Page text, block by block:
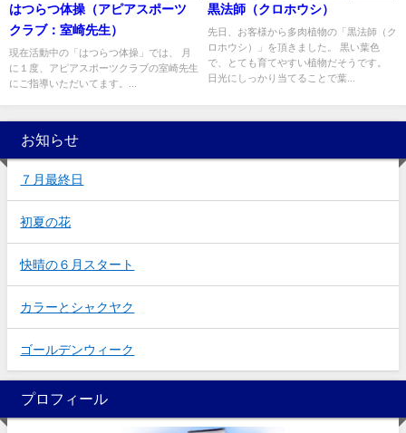
はつらつ体操（アピアスポーツ
クラブ：室崎先生）
現在活動中の「はつらつ体操」では、 月
に１度、アピアスポーツクラブの室崎先生
にご指導いただいてます。...
黒法師（クロホウシ）
先日、お客様から多肉植物の「黒法師（ク
ロホウシ）」を頂きました。 黒い葉色
で、とても育てやすい植物だそうです。
日光にしっかり当てることで葉...
お知らせ
７月最終日
初夏の花
快晴の６月スタート
カラーとシャクヤク
ゴールデンウィーク
プロフィール